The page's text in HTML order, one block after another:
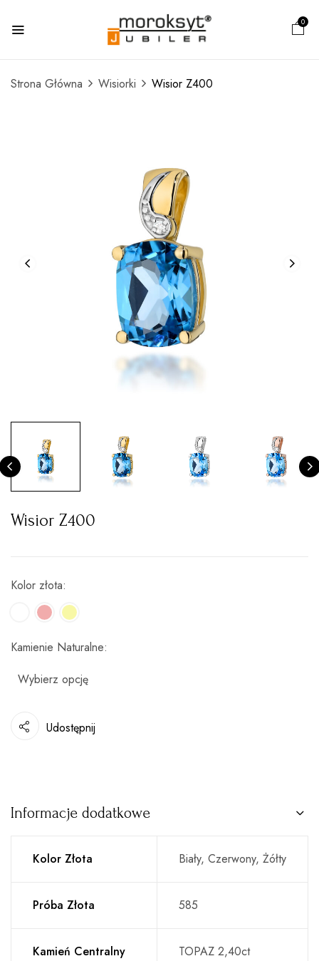
0
Strona Główna Wisiorki Wisior Z400
Wisior Z400
Kolor złota
Kamienie Naturalne
Udostępnij
Informacje dodatkowe
Kolor Złota Biały, Czerwony, Żółty
Próba Złota 585
Kamień Centralny TOPAZ 2,40ct